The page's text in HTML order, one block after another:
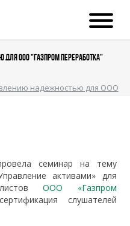
ООО "ГАЗПРОМ ПЕРЕРАБОТКА"
надежностью для ООО
семинар на тему
активами» для
ООО «Газпром
слушателей